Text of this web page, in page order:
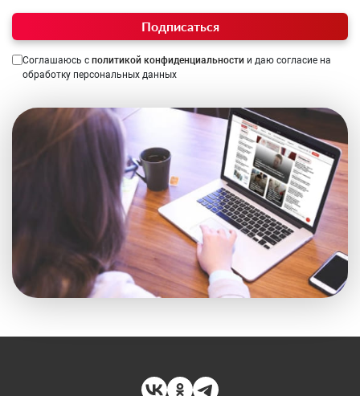
Подписаться
Соглашаюсь с политикой конфиденциальности и даю согласие на
обработку персональных данных